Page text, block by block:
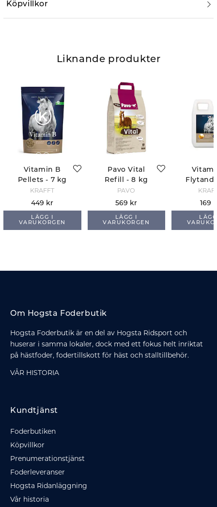
Köpvillkor
Liknande produkter
Vitamin B
Pellets - 7 kg
KRAFFT
449 kr
LÄGG I
VARUKORGEN
Pavo Vital
Refill - 8 kg
PAVO
569 kr
LÄGG I
VARUKORGEN
169
Om Hogsta Foderbutik
Hogsta Foderbutik är en del av Hogsta Ridsport och
huserar i samma lokaler, dock med ett fokus helt inriktat
på hästfoder, fodertillskott för häst och stalltillbehör.
VÅR HISTORIA
Kundtjänst
Foderbutiken
Köpvillkor
Prenumerationstjänst
Foderleveranser
Hogsta Ridanläggning
Vår historia